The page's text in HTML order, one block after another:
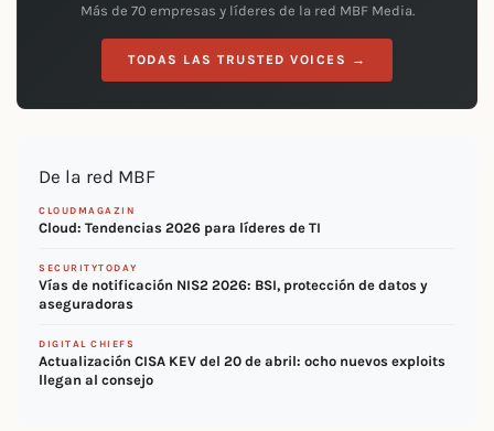
Más de 70 empresas y líderes de la red MBF Media.
TODAS LAS TRUSTED VOICES →
De la red MBF
CLOUDMAGAZIN
Cloud: Tendencias 2026 para líderes de TI
SECURITYTODAY
Vías de notificación NIS2 2026: BSI, protección de datos y
aseguradoras
DIGITAL CHIEFS
Actualización CISA KEV del 20 de abril: ocho nuevos exploits
llegan al consejo